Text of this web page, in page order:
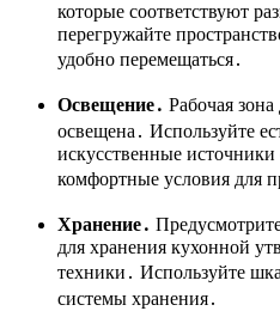
которые соответствуют
перегружайте
удобно перемещаться․
Освещение․ Рабочая
освещена․ Используйте
искусственные источники
комфортные условия для
Хранение․
для хранения кухонной
техники․ Используйте
системы хранения․